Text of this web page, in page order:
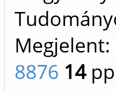
Megjelent:
8876 14